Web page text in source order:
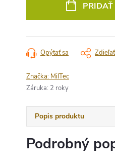
Opýtať sa Zdieľať
Značka: MilTec
Záruka: 2 roky
Popis produktu
Podrobný